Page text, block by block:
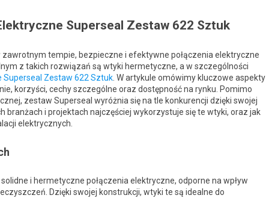
Superseal Zestaw 622 Sztuk
tempie, bezpieczne i efektywne połączenia elektryczne
z takich rozwiązań są wtyki hermetyczne, a w szczególności
Superseal Zestaw 622 Sztuk. W artykule omówimy kluczowe aspekty
korzyści, cechy szczególne oraz dostępność na rynku. Pomimo
zestaw Superseal wyróżnia się na tle konkurencji dzięki swojej
branżach i projektach najczęściej wykorzystuje się te wtyki, oraz jak
elektrycznych.
i hermetyczne połączenia elektryczne, odporne na wpływ
Dzięki swojej konstrukcji, wtyki te są idealne do